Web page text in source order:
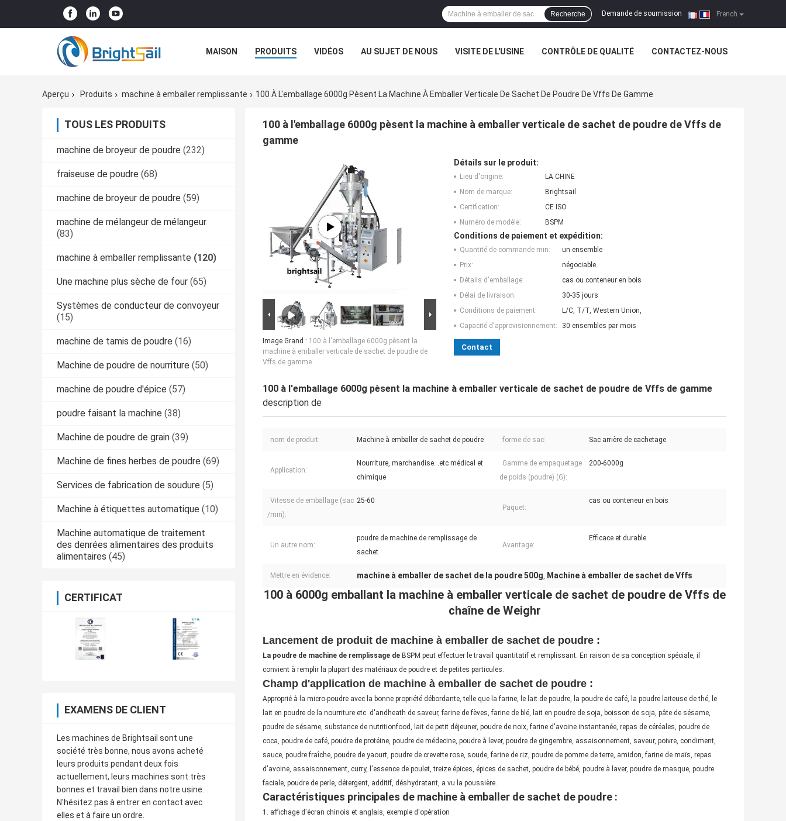
French
Demande de soumission |
Recherche
MAISON PRODUITS VIDÉOS AU SUJET DE NOUS VISITE DE L'USINE CONTRÔLE DE QUALITÉ CONTACTEZ-NOUS
Aperçu
Produits machine à emballer remplissante 100 À L'emballage 6000g Pèsent La Machine À Emballer Verticale De Sachet De Poudre De Vffs De Gamme
TOUS LES PRODUITS
machine de broyeur de poudre (232)
fraiseuse de poudre (68)
machine de broyeur de poudre (59)
machine de mélangeur de mélangeur
(83)
machine à emballer remplissante (120)
Une machine plus sèche de four (65)
Systèmes de conducteur de convoyeur
(15)
machine de tamis de poudre (16)
Machine de poudre de nourriture (50)
machine de poudre d'épice (57)
poudre faisant la machine (38)
Machine de poudre de grain (39)
Machine de fines herbes de poudre (69)
Services de fabrication de soudure (5)
Machine à étiquettes automatique (10)
Machine automatique de traitement
des denrées alimentaires des produits
alimentaires (45)
CERTIFICAT
EXAMENS DE CLIENT
Les machines de Brightsail sont une
société très bonne, nous avons acheté
leurs produits pendant deux fois
actuellement, leurs machines sont très
bonnes et travail bien dans notre usine.
N'hésitez pas à entrer en contact avec
elles et à faire un ordre.
100 à l'emballage 6000g pèsent la machine à emballer verticale de sachet de poudre de Vffs de
gamme
Image Grand : 100 à l'emballage 6000g pèsent la
machine à emballer verticale de sachet de poudre de
Vffs de gamme
Détails sur le produit:
Lieu d'origine:
LA CHINE
Nom de marque:
Brightsail
Certification:
CE ISO
Numéro de modèle:
BSPM
Conditions de paiement et expédition:
Quantité de commande min:
un ensemble
Prix:
négociable
Détails d'emballage:
cas ou conteneur en bois
Délai de livraison:
30-35 jours
Conditions de paiement:
L/C, T/T, Western Union,
Capacité d'approvisionnement:
30 ensembles par mois
Contact
100 à l'emballage 6000g pèsent la machine à emballer verticale de sachet de poudre de Vffs de gamme
description de
nom de produit: Machine à emballer de sachet de poudre forme de sac: Sac arrière de cachetage
Application:
Nourriture, marchandise. .etc médical et
chimique
Gamme de empaquetage
de poids (poudre) (G):
200-6000g
Vitesse de emballage (sac
/min):
25-60
Paquet:
cas ou conteneur en bois
Un autre nom:
poudre de machine de remplissage de
sachet
Avantage:
Efficace et durable
Mettre en évidence: machine à emballer de sachet de la poudre 500g, Machine à emballer de sachet de Vffs
100 à 6000g emballant la machine à emballer verticale de sachet de poudre de Vffs de
chaîne de Weighr
Lancement de produit de machine à emballer de sachet de poudre :
La poudre de machine de remplissage de BSPM peut effectuer le travail quantitatif et remplissant. En raison de sa conception spéciale, il
convient à remplir la plupart des matériaux de poudre et de petites particules.
Champ d'application de machine à emballer de sachet de poudre :
Approprié à la micro-poudre avec la bonne propriété débordante, telle que la farine, le lait de poudre, la poudre de café, la poudre laiteuse de thé, le
lait en poudre de la nourriture etc. d'andheath de saveur, farine de fèves, farine de blé, lait en poudre de soja, boisson de soja, pâte de sésame,
poudre de sésame, substance de nutritionfood, lait de petit déjeuner, poudre de noix, farine d'avoine instantanée, repas de céréales, poudre de
coca, poudre de café, poudre de protéine, poudre de médecine, poudre à lever, poudre de gingembre, assaisonnement, saveur, poivre, condiment,
sauce, poudre fraîche, poudre de yaourt, poudre de crevette rose, soude, farine de riz, poudre de pomme de terre, amidon, farine de maïs, repas
d'avoine, assaisonnement, curry, l'essence de poulet, treize épices, épices de sachet, poudre de bébé, poudre à laver, poudre de masque, poudre
faciale, poudre de perle, détergent, additif, déshydratant, a vu la poussière.
Caractéristiques principales de machine à emballer de sachet de poudre :
1. affichage d'écran chinois et anglais, exemple d'opération